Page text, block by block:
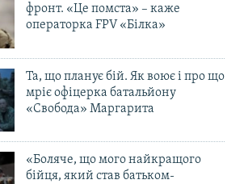
фронт. «Це помста» – каже
операторка FPV «Білка»
Та, що планує бій. Як воює і про що
мріє офіцерка батальйону
«Свобода» Маргарита
«Боляче, що мого найкращого
бійця, який став батьком-